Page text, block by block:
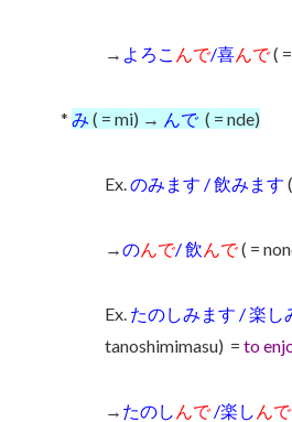
→ よろこ んで/喜んで(
* み ( = mi) → んで ( = nde)
Ex. のみます / 飲みます
→のんで/ 飲んで( =
Ex. たのしみます / 楽し
tanoshimimasu) = to
→ たのし んで/楽し んで